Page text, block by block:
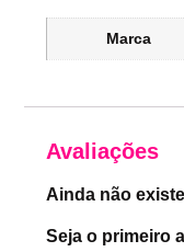
Marca
Avaliações
Ainda não
Seja o primeiro